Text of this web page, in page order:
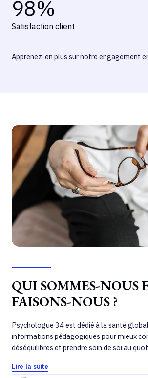
98%
Satisfaction client
Apprenez-en plus sur notre engagement
QUI SOMMES-NOUS
FAISONS-NOUS ?
Psychologue 34 est dédié à la santé
informations pédagogiques pour mieux
déséquilibres et prendre soin de soi au
Lire la suite